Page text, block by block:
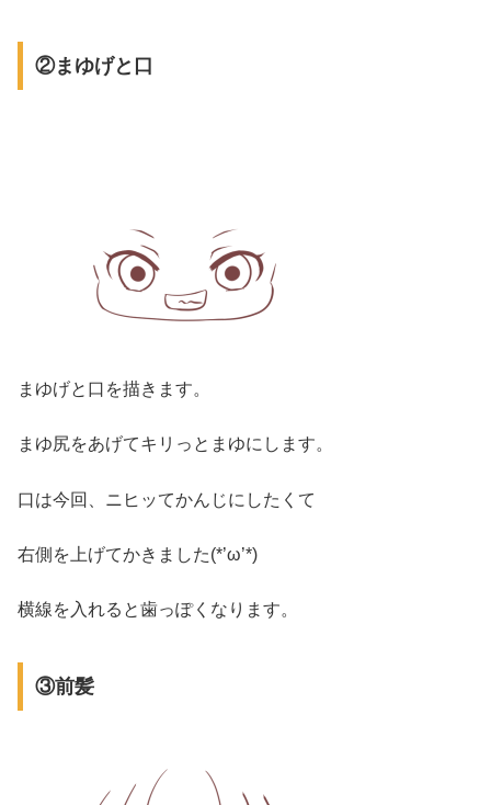
②まゆげと口
まゆげと口を描きます。
まゆ尻をあげてキリっとまゆにします。
口は今回、ニヒッてかんじにしたくて
右側を上げてかきました(*’ω’*)
横線を入れると歯っぽくなります。
③前髪